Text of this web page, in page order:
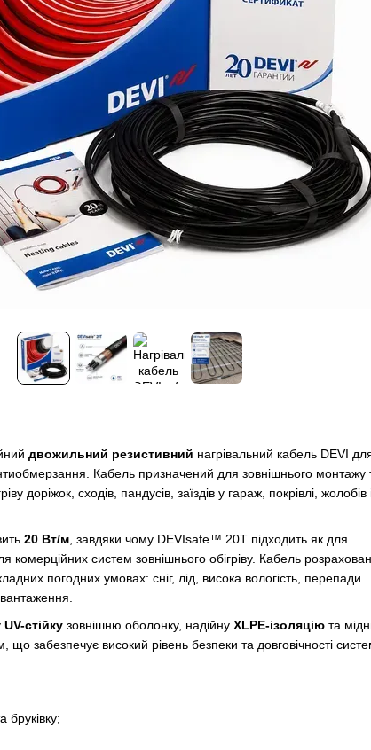
двожильний резистивний нагрівальний кабель DEVI
Кабель призначений для зовнішнього монтажу
доріжок, сходів, пандусів, заїздів у гараж, покрівлі, жолобів
20 Вт/м, завдяки чому DEVIsafe™ 20T підходить як для
комерційних систем зовнішнього обігріву. Кабель
погодних умовах: сніг, лід, висока вологість, перепади
UV-стійку зовнішню оболонку, надійну XLPE-ізоляцію та
що забезпечує високий рівень безпеки та довговічності
бруківку;